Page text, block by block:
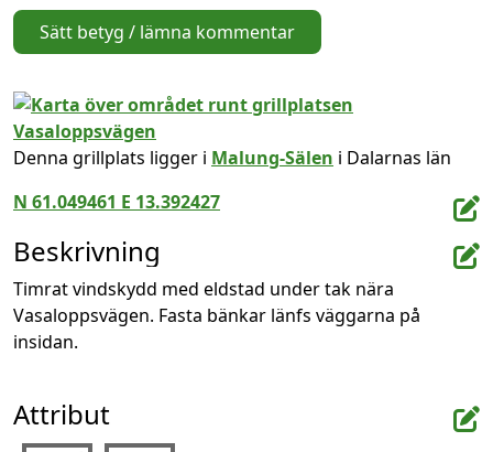
Sätt betyg / lämna kommentar
Denna grillplats ligger i Malung-Sälen i Dalarnas län
N 61.049461 E 13.392427
Beskrivning
Timrat vindskydd med eldstad under tak nära
Vasaloppsvägen. Fasta bänkar länfs väggarna på
insidan.
Attribut